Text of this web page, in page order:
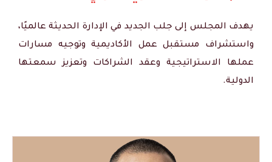
يهدف المجلس إلى جلب الجديد في الإدارة الحديثة عالميًا،
واستشراف مستقبل عمل الأكاديمية وتوجيه مسارات
عملها الاستراتيجية وعقد الشراكات وتعزيز سمعتها
الدولية.